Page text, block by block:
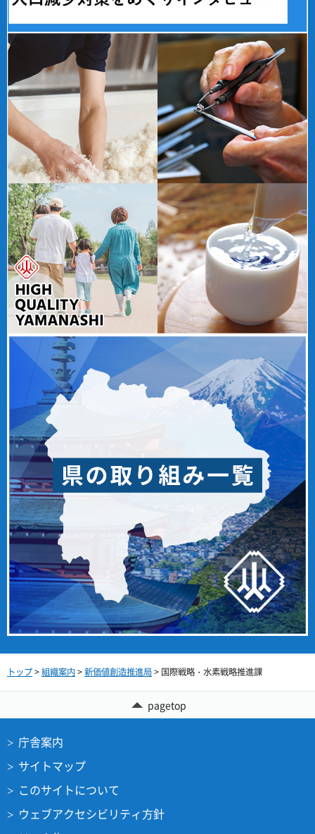
トップ>組織案内>新価値創造推進局> 国際戦略・水素戦略推進課
pagetop
庁舎案内
サイトマップ
このサイトについて
ウェブアクセシビリティ方針